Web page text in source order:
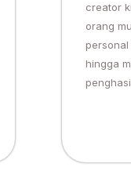
creator
orang
hingga